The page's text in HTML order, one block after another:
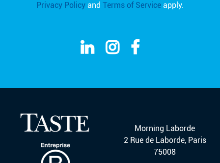
Privacy Policy and Terms of Service apply.
Morning Laborde
2 Rue de Laborde, Paris
75008